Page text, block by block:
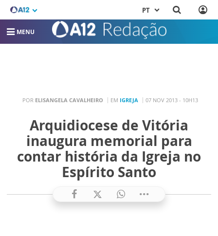
PT
MENU
POR ELISANGELA CAVALHEIRO EM IGREJA 07 NOV 2013 - 10H13
Arquidiocese de Vitória
inaugura memorial para
contar história da Igreja no
Espírito Santo